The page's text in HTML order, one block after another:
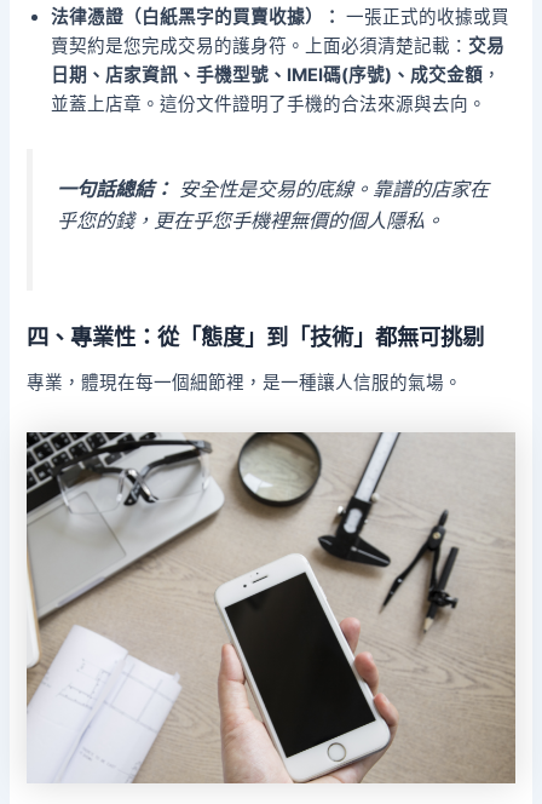
法律憑證（白紙黑字的買賣收據）： 一張正式的收據或買
賣契約是您完成交易的護身符。上面必須清楚記載： 交易
日期、店家資訊、手機型號、IMEI碼(序號)、成交金額 ，
並蓋上店章。這份文件證明了手機的合法來源與去向。
一句話總結： 安全性是交易的底線。靠譜的店家在
乎您的錢，更在乎您手機裡無價的個人隱私。
四、專業性：從「態度」到「技術」都無可挑剔
專業，體現在每一個細節裡，是一種讓人信服的氣場。